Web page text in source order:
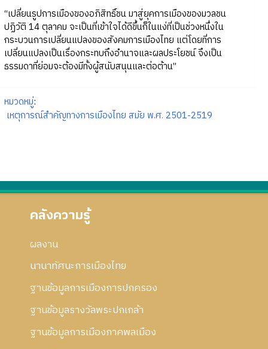
“เปลี่ยนรูปการเมืองของอภิสิทธิ์ชน มาสู่ยุคการเมืองของมวลชน
ปฏิวัติ 14 ตุลาคม จะเป็นที่เข้าใจได้ดีขึ้นก็ในแง่ที่เป็นช่วงหนึ่งใน
กระบวนการเปลี่ยนแปลงของสังคมการเมืองไทย แต่โดยที่การ
เปลี่ยนแปลงเป็นเรื่องกระทบถึงอำนาจและผลประโยชน์ จึงเป็น
ธรรมดาที่ย่อมจะต้องมีทั้งผู้สนับสนุนและต่อต้าน”
หมวดหมู่:
เหตุการณ์สำคัญทางการเมืองไทย สมัย พ.ศ. 2501-2519
คลังความรู้
ผลงาน
นานาทัศนะการเมืองไทย
ฐานข้อมูลการเมืองการปกครอง
ฐานข้อมูลรางวัลพระปกเกล้า
ฐานข้อมูลการเมืองภาคพลเมือง